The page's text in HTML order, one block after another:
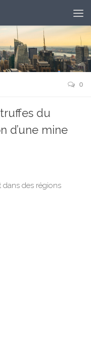
0
du
d’une mine
dans des régions